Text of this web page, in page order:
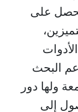
يحصل على
البحث
ولها دور
إلى